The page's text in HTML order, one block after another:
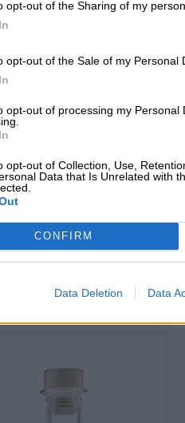
opt-out of the Sharing of my
opt-out of the Sale of my Personal
opt-out of processing my Personal
opt-out of Collection, Use,
Data that Is Unrelated with
CONFIRM
Data Deletion Data
Muut tyylit | Frankenin olut
braumeister rum
€ 40,48
0,50 L Pullo - € 80,96 / LTR